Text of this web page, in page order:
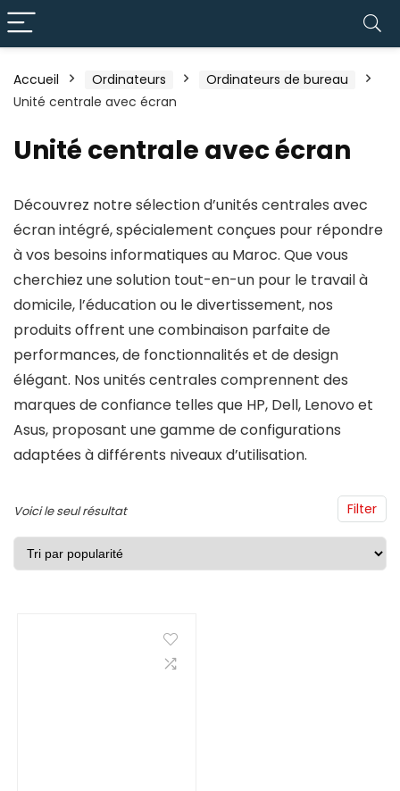
Accueil Ordinateurs
Ordinateurs de bureau
Unité centrale avec écran
Unité centrale avec écran
Découvrez notre sélection d’unités centrales avec
écran intégré, spécialement conçues pour répondre
à vos besoins informatiques au Maroc. Que vous
cherchiez une solution tout-en-un pour le travail à
domicile, l’éducation ou le divertissement, nos
produits offrent une combinaison parfaite de
performances, de fonctionnalités et de design
élégant. Nos unités centrales comprennent des
marques de confiance telles que HP, Dell, Lenovo et
Asus, proposant une gamme de configurations
adaptées à différents niveaux d’utilisation.
Filter
Voici le seul résultat